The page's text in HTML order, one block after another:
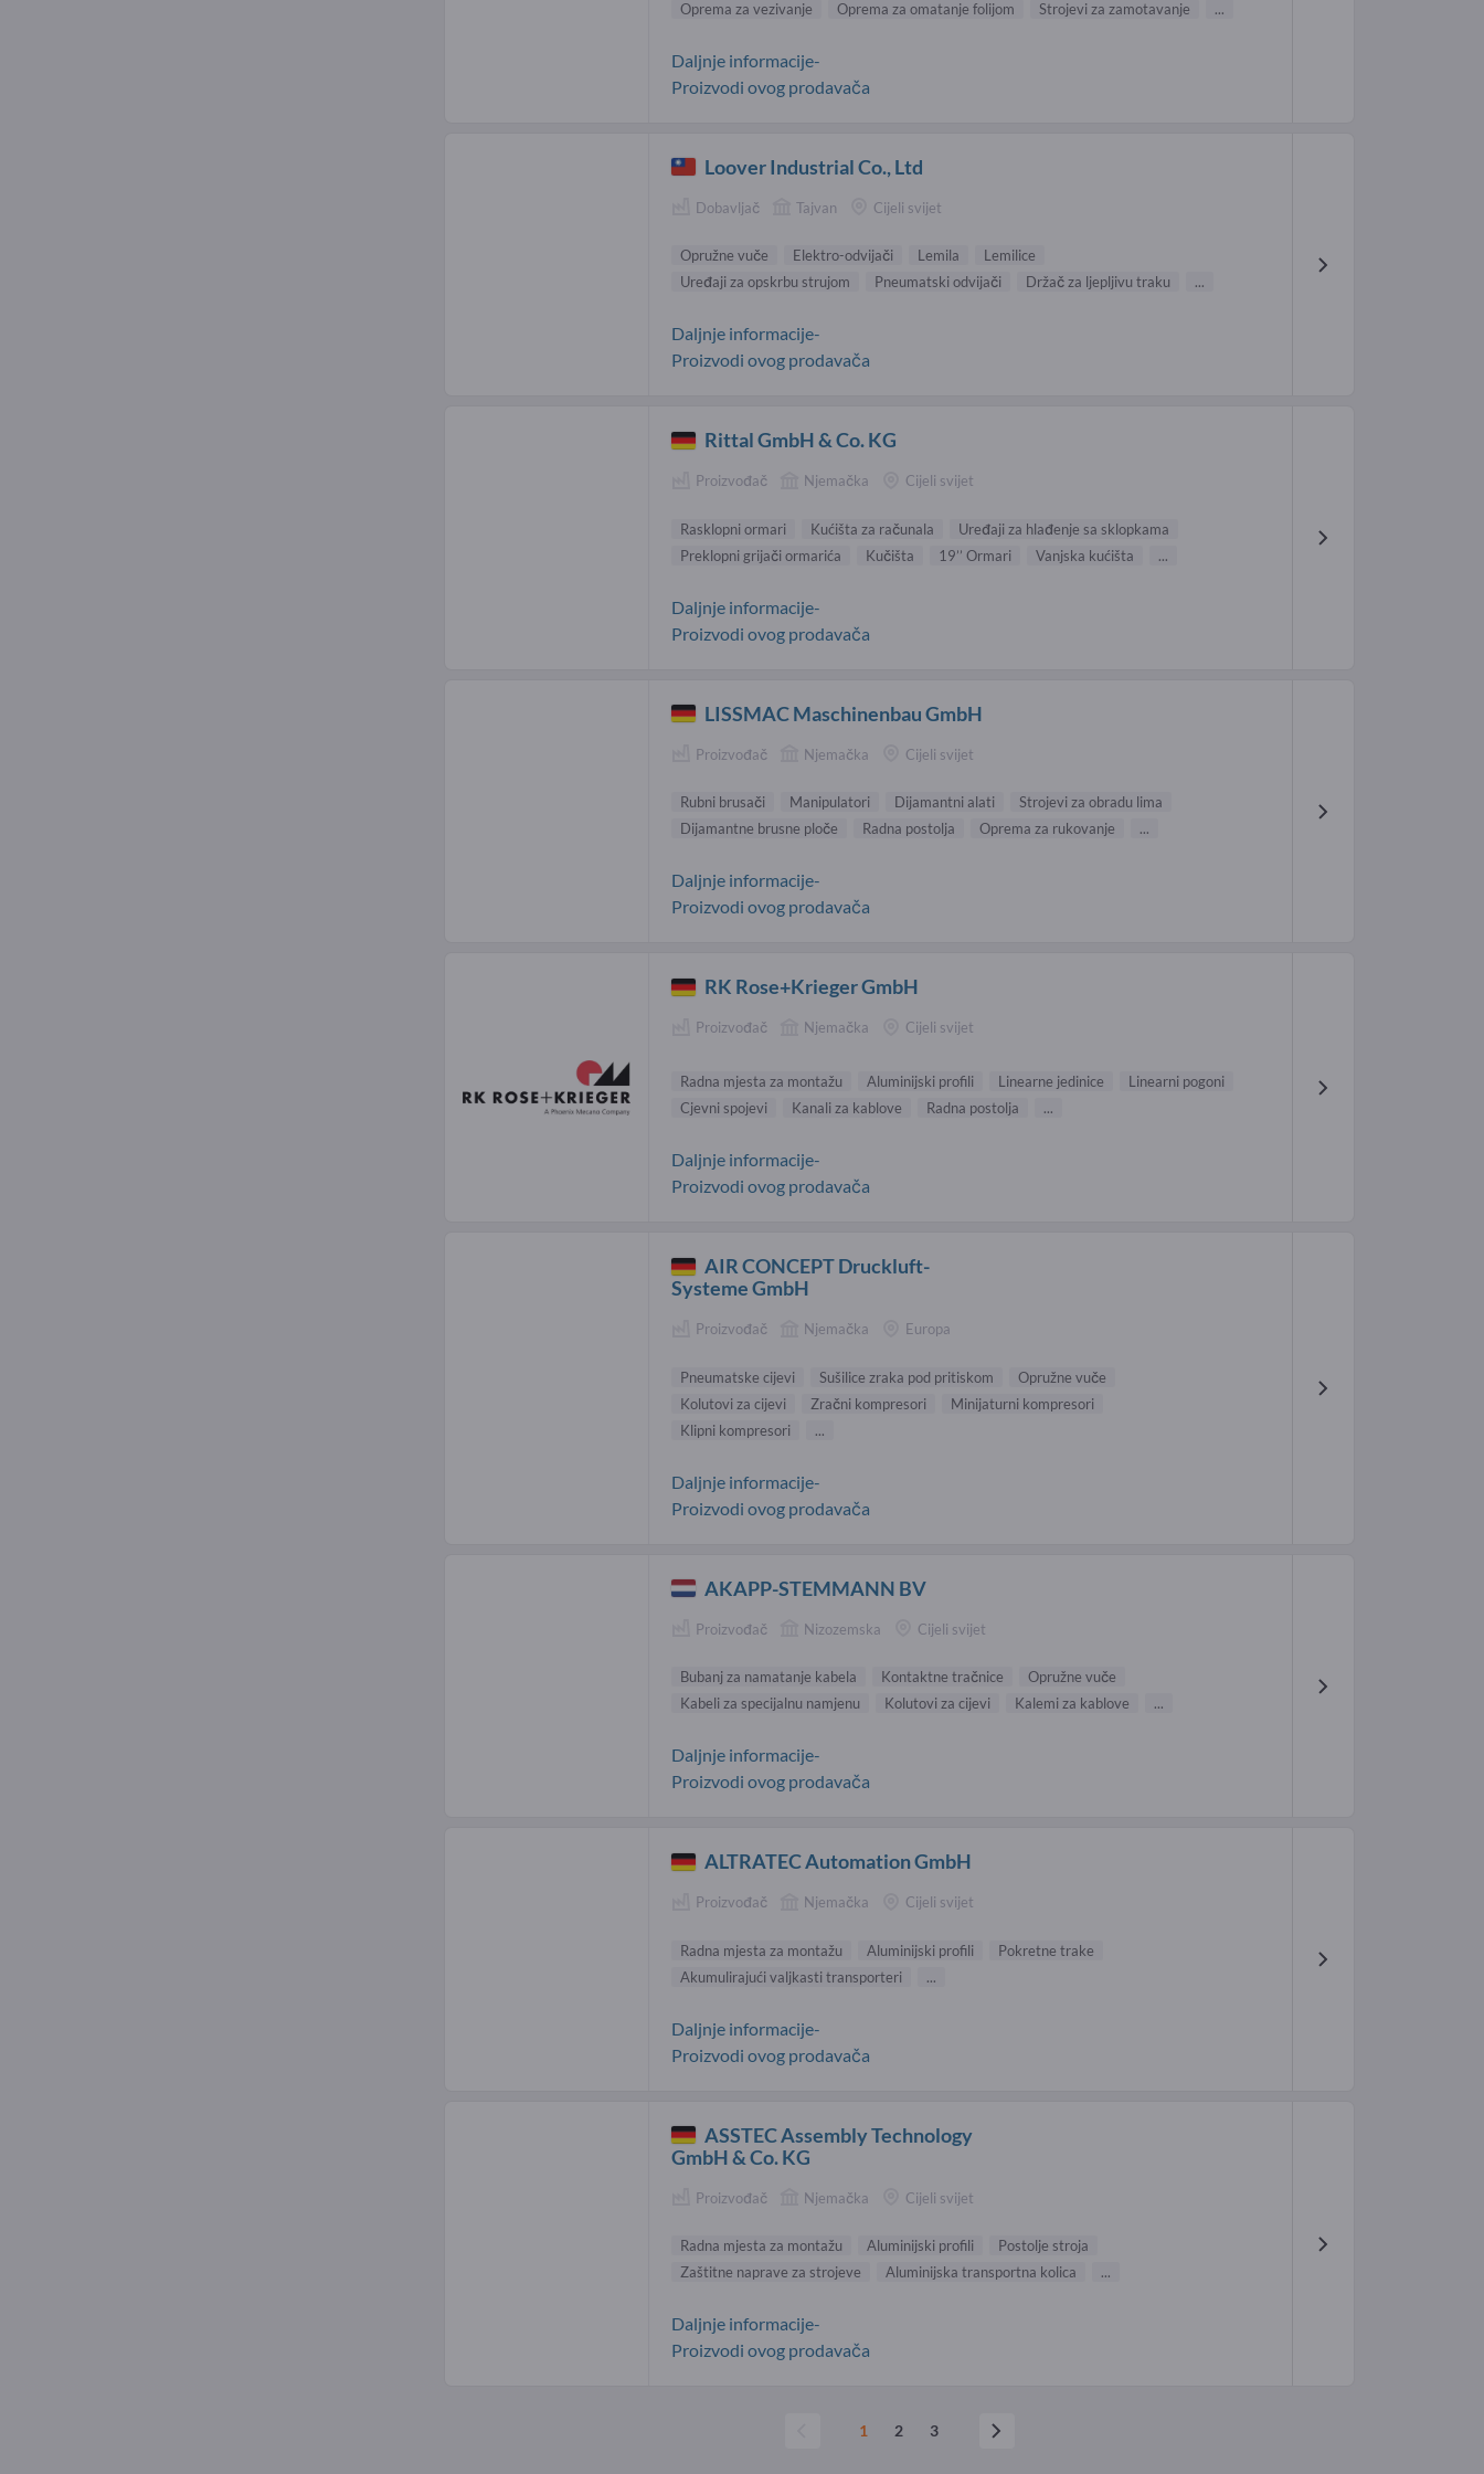
Oprema za vezivanje
Oprema za omatanje folijom Strojevi za zamotavanje ...
Daljnje informacije-
Proizvodi ovog prodavača
Loover Industrial Co., Ltd
Dobavljač Tajvan Cijeli svijet
Opružne vuče Elektro-odvijači Lemila
Lemilice
Uređaji za opskrbu strujom
Pneumatski odvijači Držač za ljepljivu traku ...
Daljnje informacije-
Proizvodi ovog prodavača
Rittal GmbH & Co. KG
Proizvođač Njemačka Cijeli svijet
Rasklopni ormari Kućišta za računala
Uređaji za hlađenje sa sklopkama
Preklopni grijači ormarića
Kučišta 19’’ Ormari Vanjska kućišta ...
Daljnje informacije-
Proizvodi ovog prodavača
LISSMAC Maschinenbau GmbH
Proizvođač Njemačka Cijeli svijet
Rubni brusači Manipulatori Dijamantni alati
Strojevi za obradu lima
Dijamantne brusne ploče
Radna postolja Oprema za rukovanje ...
Daljnje informacije-
Proizvodi ovog prodavača
RK Rose+Krieger GmbH
Proizvođač Njemačka Cijeli svijet
Radna mjesta za montažu Aluminijski profili Linearne jedinice
Linearni pogoni
Cjevni spojevi
Kanali za kablove Radna postolja ...
Daljnje informacije-
Proizvodi ovog prodavača
AIR CONCEPT Druckluft-
Systeme GmbH
Proizvođač Njemačka Europa
Pneumatske cijevi Sušilice zraka pod pritiskom
Opružne vuče
Kolutovi za cijevi
Zračni kompresori
Minijaturni kompresori
Klipni kompresori
...
Daljnje informacije-
Proizvodi ovog prodavača
AKAPP-STEMMANN BV
Proizvođač Nizozemska Cijeli svijet
Bubanj za namatanje kabela Kontaktne tračnice
Opružne vuče
Kabeli za specijalnu namjenu
Kolutovi za cijevi Kalemi za kablove ...
Daljnje informacije-
Proizvodi ovog prodavača
ALTRATEC Automation GmbH
Proizvođač Njemačka Cijeli svijet
Radna mjesta za montažu Aluminijski profili
Pokretne trake
Akumulirajući valjkasti transporteri
...
Daljnje informacije-
Proizvodi ovog prodavača
ASSTEC Assembly Technology
GmbH & Co. KG
Proizvođač Njemačka Cijeli svijet
Radna mjesta za montažu Aluminijski profili
Postolje stroja
Zaštitne naprave za strojeve
Aluminijska transportna kolica ...
Daljnje informacije-
Proizvodi ovog prodavača
1 2 3